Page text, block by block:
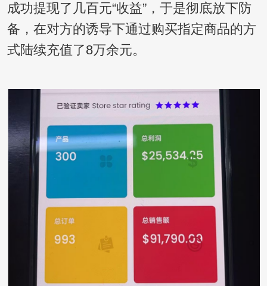
成功提现了几百元“收益”，于是彻底放下防
备，在对方的诱导下通过购买指定商品的方
式陆续充值了8万余元。